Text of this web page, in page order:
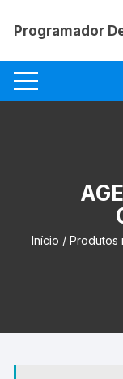
paraProgramador
Início / Produtos